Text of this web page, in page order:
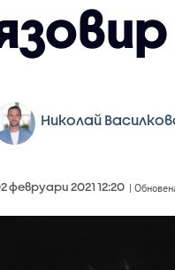
Николай
февруари 2021 12:20 |